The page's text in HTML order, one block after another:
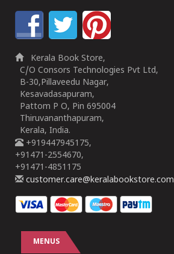
Kerala Book Store,
C/O Consors Technologies Pvt Ltd,
B-30,Pillaveedu Nagar,
Kesavadasapuram,
Pattom P O, Pin 695004
Thiruvananthapuram,
Kerala, India.
+919447945175,
+91471-2554670,
+91471-4851175
customer.care@keralabookstore.com
MENUS